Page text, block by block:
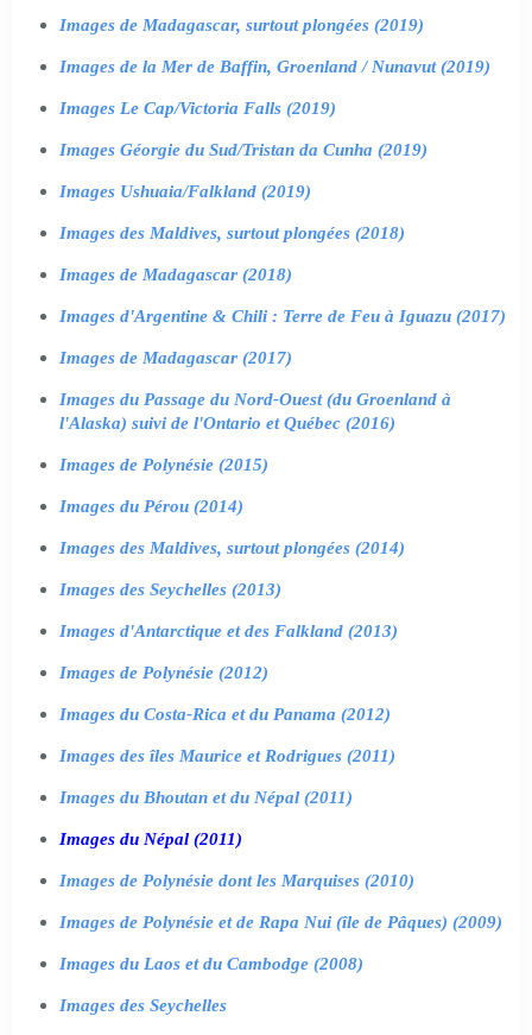
Images de Madagascar, surtout plongées (2019)
Images de la Mer de Baffin, Groenland / Nunavut (2019)
Images Le Cap/Victoria Falls (2019)
Images Géorgie du Sud/Tristan da Cunha (2019)
Images Ushuaia/Falkland (2019)
Images des Maldives, surtout plongées (2018)
Images de Madagascar (2018)
Images d'Argentine & Chili : Terre de Feu à Iguazu (2017)
Images de Madagascar (2017)
Images du Passage du Nord-Ouest (du Groenland à
l'Alaska) suivi de l'Ontario et Québec (2016)
Images de Polynésie (2015)
Images du Pérou (2014)
Images des Maldives, surtout plongées (2014)
Images des Seychelles (2013)
Images d'Antarctique et des Falkland (2013)
Images de Polynésie (2012)
Images du Costa-Rica et du Panama (2012)
Images des îles Maurice et Rodrigues (2011)
Images du Bhoutan et du Népal (2011)
Images du Népal (2011)
Images de Polynésie dont les Marquises (2010)
Images de Polynésie et de Rapa Nui (île de Pâques) (2009)
Images du Laos et du Cambodge (2008)
Images des Seychelles